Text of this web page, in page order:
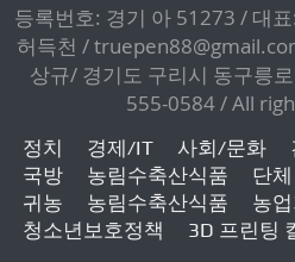
등록번호: 경기 아 51273 / 대
허득천 /
상규/ 경기도 구리시 동구릉
555-0584 / All
정치 경제/IT 사회/문화
국방
농림수축산식품 단체
귀농
농림수축산식품
농
청소년보호정책
3D 프린팅